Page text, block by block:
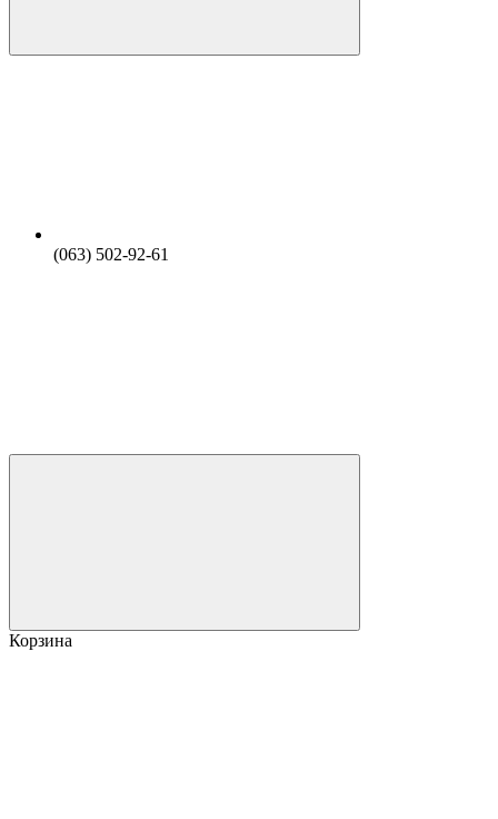
(063) 502-92-61
Корзина